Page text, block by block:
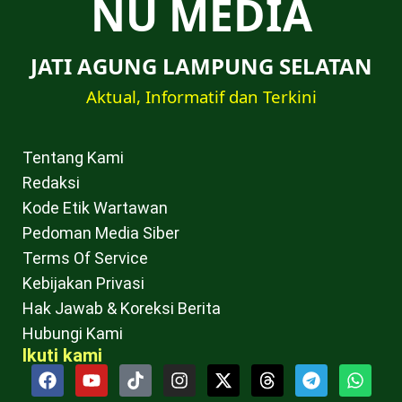
NU MEDIA
JATI AGUNG LAMPUNG SELATAN
Aktual, Informatif dan Terkini
Tentang Kami
Redaksi
Kode Etik Wartawan
Pedoman Media Siber
Terms Of Service
Kebijakan Privasi
Hak Jawab & Koreksi Berita
Hubungi Kami
Ikuti kami